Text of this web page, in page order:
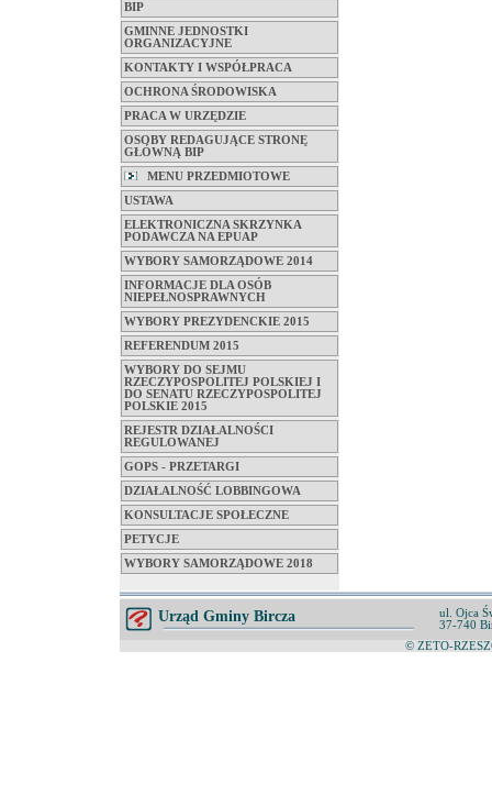
BIP
GMINNE JEDNOSTKI
ORGANIZACYJNE
KONTAKTY I WSPÓŁPRACA
OCHRONA ŚRODOWISKA
PRACA W URZĘDZIE
OSOBY REDAGUJĄCE STRONĘ
GŁÓWNĄ BIP
MENU PRZEDMIOTOWE
USTAWA
ELEKTRONICZNA SKRZYNKA
PODAWCZA NA EPUAP
WYBORY SAMORZĄDOWE 2014
INFORMACJE DLA OSÓB
NIEPEŁNOSPRAWNYCH
WYBORY PREZYDENCKIE 2015
REFERENDUM 2015
WYBORY DO SEJMU
RZECZYPOSPOLITEJ POLSKIEJ I
DO SENATU RZECZYPOSPOLITEJ
POLSKIE 2015
REJESTR DZIAŁALNOŚCI
REGULOWANEJ
GOPS - PRZETARGI
DZIAŁALNOŚĆ LOBBINGOWA
KONSULTACJE SPOŁECZNE
PETYCJE
WYBORY SAMORZĄDOWE 2018
Urząd Gminy Bircza
ul. Ojca
37-740
© ZETO-